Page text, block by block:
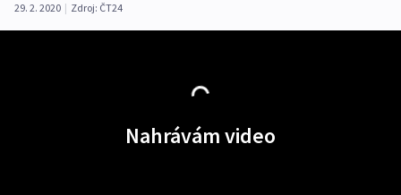
29. 2. 2020 | Zdroj: ČT24
Nahrávám video